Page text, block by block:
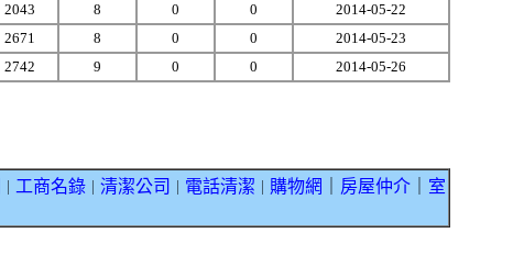
2043 8 0 0 2014-05-22
2671 8 0 0 2014-05-23
2742 9 0 0 2014-05-26
工商名錄｜ 清潔公司 電話清潔 購物網 房屋仲介｜ 室